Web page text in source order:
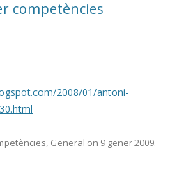
competències
2008/01/antoni-
, General on 9 gener 2009.